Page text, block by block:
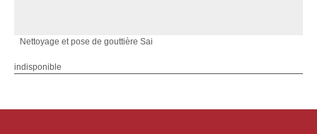
Nettoyage et pose de gouttière Sai
indisponible